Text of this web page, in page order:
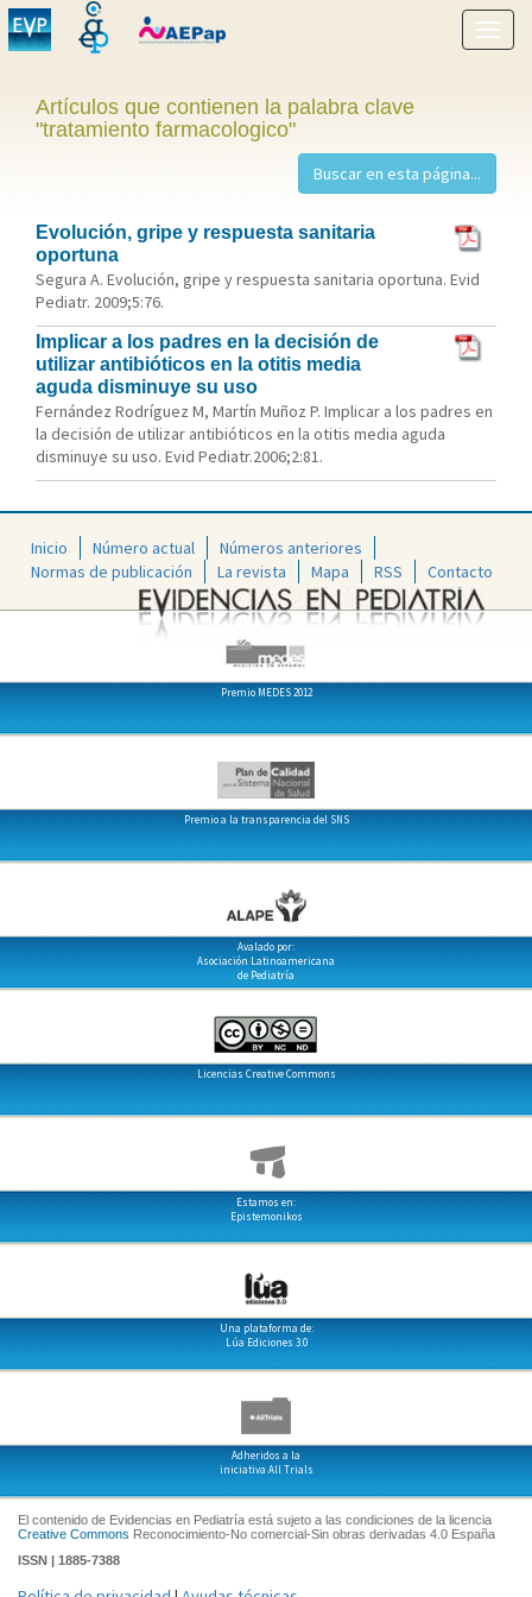
menú
Artículos que contienen la palabra clave
"tratamiento farmacologico"
Evolución, gripe y respuesta sanitaria
oportuna
Segura A. Evolución, gripe y respuesta sanitaria oportuna. Evid
Pediatr. 2009;5:76.
Implicar a los padres en la decisión de
utilizar antibióticos en la otitis media
aguda disminuye su uso
Fernández Rodríguez M, Martín Muñoz P. Implicar a los padres en
la decisión de utilizar antibióticos en la otitis media aguda
disminuye su uso. Evid Pediatr.2006;2:81.
Inicio Número actual
Números anteriores
Normas de publicación
La revista Mapa RSS Contacto
Premio MEDES 2012
Premio a la transparencia del SNS
Avalado por:
Asociación Latinoamericana
de Pediatría
Licencias Creative Commons
Estamos en:
Epistemonikos
Una plataforma de:
Lúa Ediciones 3.0
Adheridos a la
iniciativa All Trials
El contenido de Evidencias en Pediatría está sujeto a las condiciones de la licencia
Creative Commons Reconocimiento-No comercial-Sin obras derivadas 4.0 España
ISSN | 1885-7388